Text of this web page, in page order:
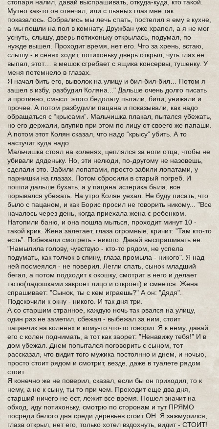
стопаря налил, давай выспрашивать, откуда-куда, кто такой.
Мутно как-то он отвечал, или с пьяных глаз мне так
показалось. Собрались мы лечь спать, постелил я ему в кухне,
а мы пошли на пол в комнату. Дружбан уже храпел, а я не мог
уснуть, слышу, дверь потихоньку открылась, подумал, по
нужде вышел. Проходит время, нет его. Что за хрень, встаю,
слышу - в сенях ходит, потихоньку дверь открыл, чуть глаз не
выпал, этот… в мешок сгребает с ящика консервы, тушенку. У
меня потемнело в глазах.
Я начал бить его, выволок на улицу и бил-бил-бил… Потом я
зашел в избу, разбудил Коляна..." Дальше очень долго писать
и противно, смысл: этого бедолагу пытали, били, унижали и
прочее. А потом разбудили пацана и показывали, как надо
обращаться с “крысами”. Мальчишка плакал, пытался убежать,
но его держали, влупив при этом по лицу от своего же папаши.
А потом этот Колян сказал, что надо “крысу” убить. А то
настучит куда надо.
Мальчишка стоял на коленях, цеплялся за ноги отца, чтобы не
убивали дяденьку. Но, эти нелюди, по-другому не назовешь,
сделали это. Забили лопатами, просто забили лопатами, у
парнишки на глазах. Потом сбросили в старый погреб. И
пошли дальше бухать, а у пацана истерика была, все
порывался убежать. На утро Колян уехал. Не буду писать, что
было с пацаном, и как Борис просил не говорить никому... "Все
началось через день, когда приехала жена с ребенком.
Натопили баню, и она пошла мыться, проходит минут 10 -
такой крик. Жена залетает, глаза огромные, кричит: ”Там кто-то
есть”. Побежали смотреть - никого. Давай выспрашивать ее:
”Намылила голову, чувствую - кто-то рядом, не успела
подумать, как толчок в спину, глаза промыла - никого". Я над
ней посмеялся - не поверил. Легли спать, сынок младший
бегал, а потом подходит к окошку, смотрит в него и делает
тютю(ладошками закроет лицо и откроет) и смеется. Жена
спрашивает: "Сынок, ты с кем играешь?" А он: "Дядя".
Подскочили к окну - никого. И так дня три.
А со старшим странное, каждую ночь так рвался на улицу,
один раз не заметил, сбежал - выбежал за ним, стоит
пацанчик на коленях и кому-то что-то говорит. Я к нему, давай
его с колен поднимать, а тот как заорет: ”Ненавижу тебя!” И в
дом убежал. Днем попытался поговорить с сыном, тот
рассказал, что видит того мужика постоянно и днем, и ночью,
просто стоит рядом и смотрит, везде, даже в туалете рядом
стоит.
Я конечно же не поверил, сказал, если бы он приходил, то к
нему, а не к сыну, ты то при чем. Проходит еще два дня,
старший ничего не ест, лежит все время. Пошел значит на
обход, иду потихоньку, смотрю по сторонам и тут ПРЯМО
посреди белого дня среди деревьев стоит ОН. Я зажмурился,
глаза открыл, нет его, только хотел вздохнуть, видит - СТОИТ!